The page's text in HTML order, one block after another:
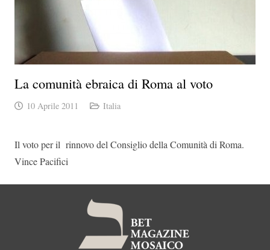
La comunità ebraica di Roma al voto
10 Aprile 2011 Italia
Il voto per il rinnovo del Consiglio della Comunità di Roma.
Vince Pacifici